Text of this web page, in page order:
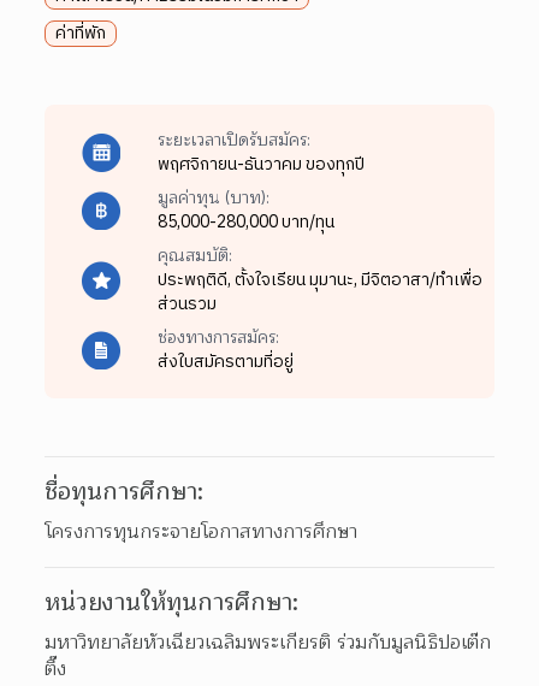
ค่าที่พัก
ระยะเวลาเปิดรับสมัคร:
พฤศจิกายน-ธันวาคม ของทุกปี
มูลค่าทุน (บาท):
85,000-280,000 บาท/ทุน
คุณสมบัติ:
ประพฤติดี,ตั้งใจเรียน มุมานะ,มีจิตอาสา/ทำเพื่อ
ส่วนรวม
ช่องทางการสมัคร:
ส่งใบสมัครตามที่อยู่
ชื่อทุนการศึกษา:
โครงการทุนกระจายโอกาสทางการศึกษา
หน่วยงานให้ทุนการศึกษา:
มหาวิทยาลัยหัวเฉียวเฉลิมพระเกียรติ ร่วมกับมูลนิธิปอเต๊ก
ตึ๊ง